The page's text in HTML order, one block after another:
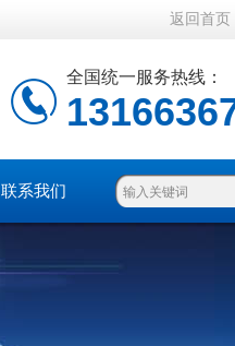
返回首页
全国统一服务热线：
联系我们